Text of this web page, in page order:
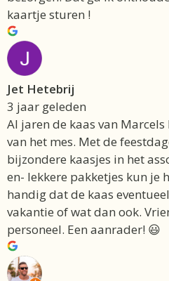
kaartje sturen !
Jet Hetebrij
3 jaar geleden
Al jaren de kaas van
van het mes. Met de
bijzondere kaasjes in het
en- lekkere pakketjes kun je
handig dat de kaas
vakantie of wat dan ook.
personeel. Een aanrader! 😃